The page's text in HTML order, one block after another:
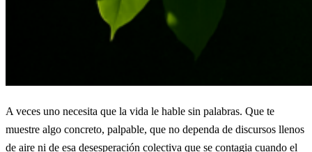
A veces uno necesita que la vida le hable sin palabras. Que te
muestre algo concreto, palpable, que no dependa de discursos llenos
de aire ni de esa desesperación colectiva que se contagia cuando el